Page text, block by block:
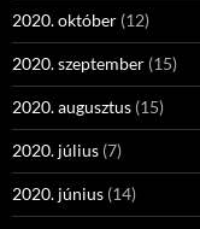
2020. október (12)
2020. szeptember (15)
2020. augusztus (15)
2020. július (7)
2020. június (14)